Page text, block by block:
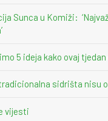
Sunca u Komiži:
5 ideja kako ovaj
sidrišta nisu
vijesti